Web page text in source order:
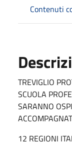
Contenuti
TREVIGLIO
SCUOLA
SARANNO
12 REGIONI